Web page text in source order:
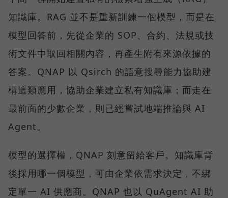
知識庫。RAG 並不是重新訓練一個模型，而是在
模型回答前，先從企業的 SOP、合約、法規或技
術文件中取回相關內容，再產生附有來源依據的
答案。QNAP 以 Qsirch 的語意搜尋能力協助建
構這類應用，協助企業建立私有知識庫；而走在
最前面的少數企業，則已經嘗試地端推論與 AI
Agent。
模型的選擇權，QNAP 刻意留給客戶。知識庫背
後採用哪一個模型，可由企業依需求決定，不綁
定單一 AI 供應商。QNAP 也以 QuAgent AI 助